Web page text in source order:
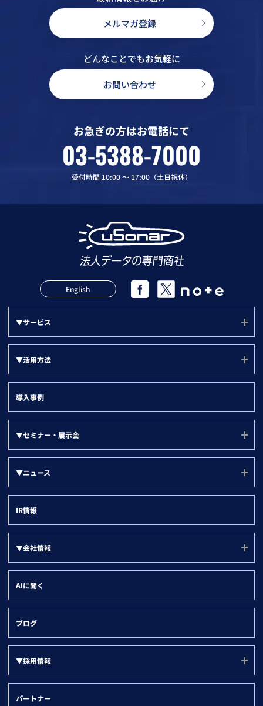
メルマガ登録
どんなことでもお気軽に
お問い合わせ
お急ぎの方はお電話にて
03-5388-7000
受付時間 10:00 〜 17:00（土日祝休）
English
▼サービス
サービス(ユーソナー)
プランソナー
サポート
LBCメンテナンス状況
その他法人データ提供サービス
▼活用方法
活用方法(TOP)
▼『目的別』活用方法
デジタルマーケティング
取引先の情報登録
名寄せ
名刺データ連携
与信・取引先チェック
▼部門別
インサイトセールス部門
マーケティング・経営企画部門
情報システム部門
管理部門
▼ツール別
Salesforce
HubSpot
Dynamics 365
導入事例
▼セミナー・展示会
セミナー・展示会
▼ニュース
すべて
製品ニュース
IR情報
▼会社情報
会社情報(ユーソナーについて)
沿革
役員紹介
代表メッセージ
オフィス環境
AIに聞く
ブログ
▼採用情報
採用ページ(TOP)
パートナー